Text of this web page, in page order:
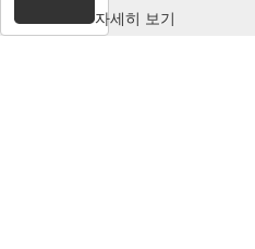
자세히 보기